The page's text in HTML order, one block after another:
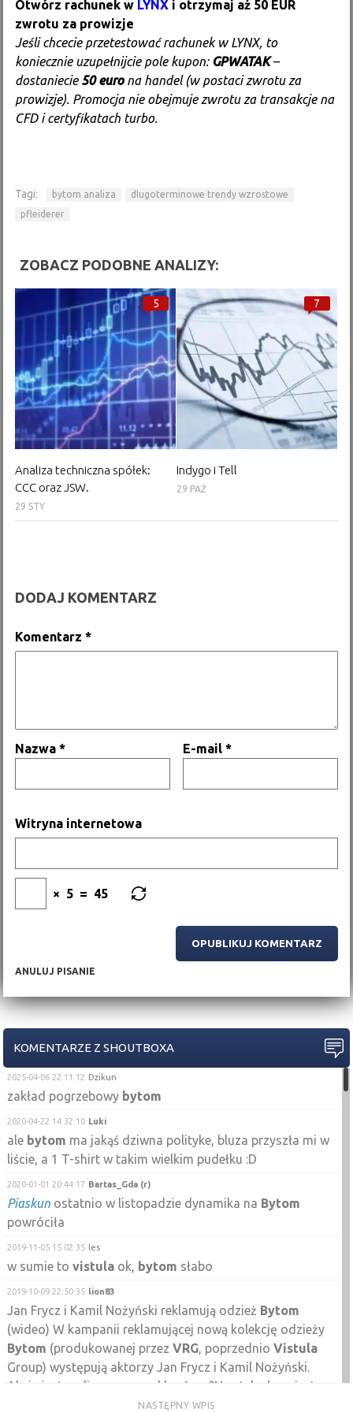
Otwórz rachunek w LYNX i otrzymaj aż 50 EUR
zwrotu za prowizje
Jeśli chcecie przetestować rachunek w LYNX, to
koniecznie uzupełnijcie pole kupon: GPWATAK–
dostaniecie 50 eurona handel (w postaci zwrotu za
prowizje). Promocja nie obejmuje zwrotu za transakcje na
CFD i certyfikatach turbo.
Tagi: bytom analiza
dlugoterminowe trendy wzrostowe
pfleiderer
ZOBACZ PODOBNE ANALIZY:
5
Analiza techniczna spółek:
CCC oraz JSW.
29 STY
7
Indygo i Tell
29 PAŹ
DODAJ KOMENTARZ
ANULUJ PISANIE
Komentarz*
Nazwa* E-mail*
Witryna internetowa
× 5 = 45
KOMENTARZE Z SHOUTBOXA
2025-04-06 22:11:12 Dzikun
zakład pogrzebowy bytom
2020-04-22 14:32:10 Luki
ale bytom ma jakąś dziwna polityke, bluza przyszła mi w
liście, a 1 T-shirt w takim wielkim pudełku :D
2020-01-01 20:44:17 Bartas_Gda (r)
Piaskun ostatnio w listopadzie dynamika na Bytom
powróciła
2019-11-05 15:02:35 les
w sumie tovistula ok, bytom słabo
2019-10-09 22:50:35 lion83
Jan Frycz i Kamil Nożyński reklamują odzież Bytom
(wideo) W kampanii reklamującej nową kolekcję odzieży
Bytom (produkowanej przezVRG, poprzednioVistula
Group) występują aktorzy Jan Frycz i Kamil Nożyński.
Akcja jest realizowana pod hasłem ?Na styku krawiectwa
i filmu?. Czytaj więcej na:NASTĘPNY WPIS